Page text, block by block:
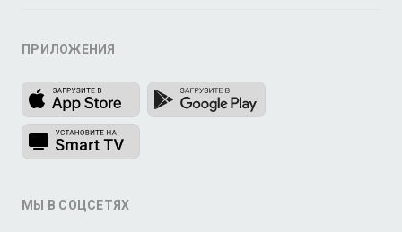
ПРИЛОЖЕНИЯ
МЫ В СОЦСЕТЯХ